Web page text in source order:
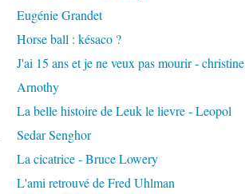
Eugénie Grandet
Horse ball : késaco ?
J'ai 15 ans et je ne veux pas mourir - christine
Arnothy
La belle histoire de Leuk le lievre - Leopol
Sedar Senghor
La cicatrice - Bruce Lowery
L'ami retrouvé de Fred Uhlman